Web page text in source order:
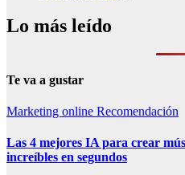
Lo más leído
Te va a gustar
Marketing online Recomendación
Las 4 mejores IA para crear
increíbles en segundos